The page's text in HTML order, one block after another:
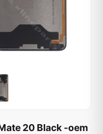
20 Black -oem